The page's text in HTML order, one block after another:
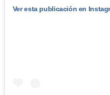
Ver esta publicación en